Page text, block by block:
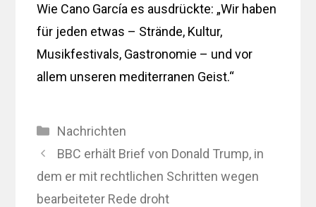
Wie Cano García es ausdrückte: „Wir haben
für jeden etwas – Strände, Kultur,
Musikfestivals, Gastronomie – und vor
allem unseren mediterranen Geist.“
Kategorien
Nachrichten
BBC erhält Brief von Donald Trump, in
dem er mit rechtlichen Schritten wegen
bearbeiteter Rede droht